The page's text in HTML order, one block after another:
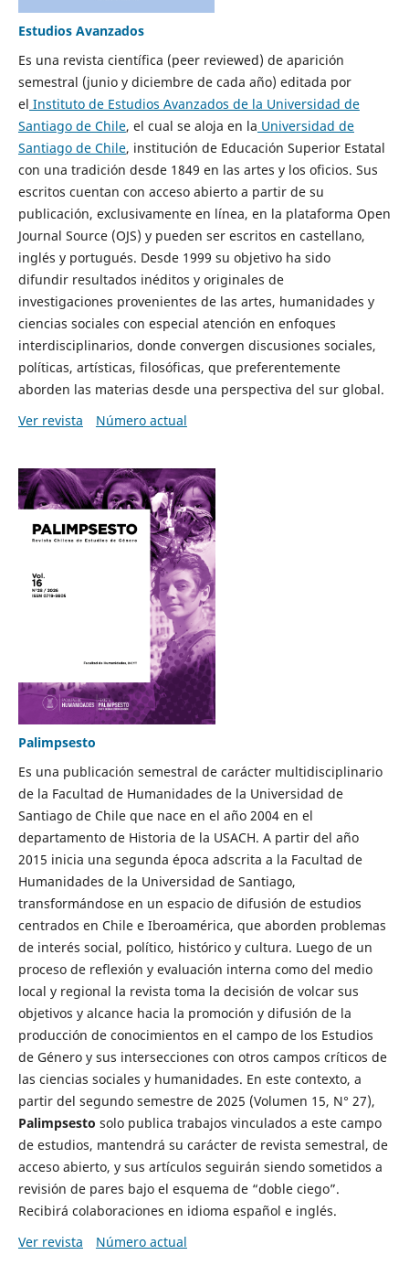
Estudios Avanzados
Es una revista científica (peer reviewed) de aparición
semestral (junio y diciembre de cada año) editada por
el Instituto de Estudios Avanzados de la Universidad de
Santiago de Chile, el cual se aloja en la Universidad de
Santiago de Chile, institución de Educación Superior Estatal
con una tradición desde 1849 en las artes y los oficios. Sus
escritos cuentan con acceso abierto a partir de su
publicación, exclusivamente en línea, en la plataforma Open
Journal Source (OJS) y pueden ser escritos en castellano,
inglés y portugués. Desde 1999 su objetivo ha sido
difundir resultados inéditos y originales de
investigaciones provenientes de las artes, humanidades y
ciencias sociales con especial atención en enfoques
interdisciplinarios, donde convergen discusiones sociales,
políticas, artísticas, filosóficas, que preferentemente
aborden las materias desde una perspectiva del sur global.
Ver revista
Número actual
Palimpsesto
Es una publicación semestral de carácter multidisciplinario
de la Facultad de Humanidades de la Universidad de
Santiago de Chile que nace en el año 2004 en el
departamento de Historia de la USACH. A partir del año
2015 inicia una segunda época adscrita a la Facultad de
Humanidades de la Universidad de Santiago,
transformándose en un espacio de difusión de estudios
centrados en Chile e Iberoamérica, que aborden problemas
de interés social, político, histórico y cultura. Luego de un
proceso de reflexión y evaluación interna como del medio
local y regional la revista toma la decisión de volcar sus
objetivos y alcance hacia la promoción y difusión de la
producción de conocimientos en el campo de los Estudios
de Género y sus intersecciones con otros campos críticos de
las ciencias sociales y humanidades. En este contexto, a
partir del segundo semestre de 2025 (Volumen 15, N° 27),
Palimpsesto solo publica trabajos vinculados a este campo
de estudios, mantendrá su carácter de revista semestral, de
acceso abierto, y sus artículos seguirán siendo sometidos a
revisión de pares bajo el esquema de “doble ciego”.
Recibirá colaboraciones en idioma español e inglés.
Ver revista
Número actual